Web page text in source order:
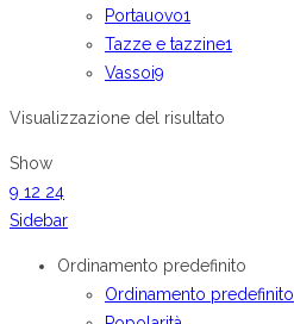
Portauovo1
Tazze e tazzine1
Vassoi9
Visualizzazione del risultato
Show
9 12 24
Sidebar
Ordinamento predefinito
Ordinamento predefinito